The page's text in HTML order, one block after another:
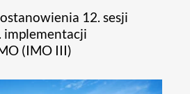
12. sesji
implementacji
(IMO III)